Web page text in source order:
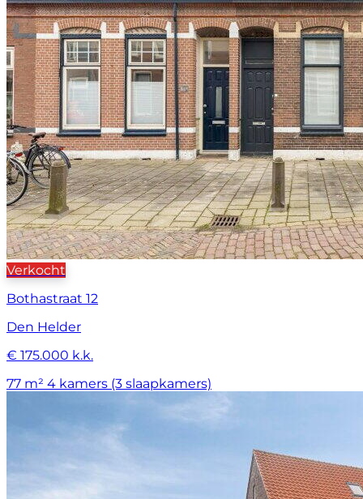
Verkocht
Bothastraat 12
Den Helder
€ 175.000 k.k.
77 m² 4 kamers (3 slaapkamers)